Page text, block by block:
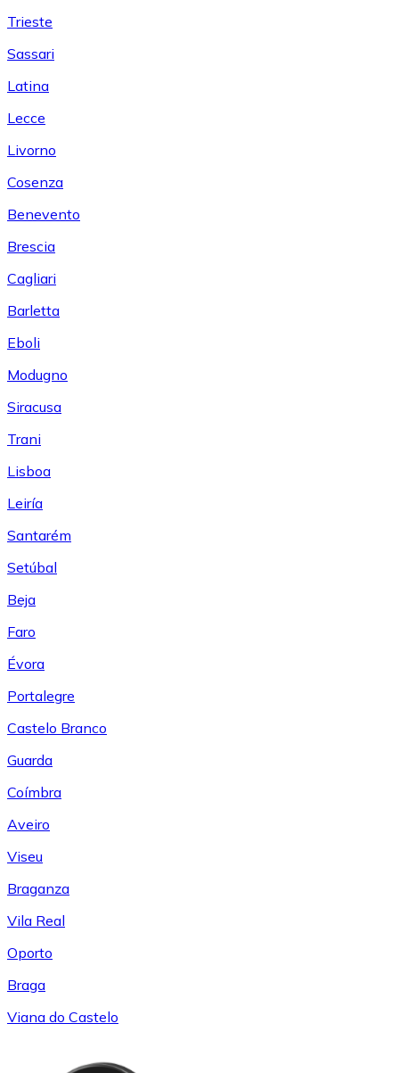
Trieste
Sassari
Latina
Lecce
Livorno
Cosenza
Benevento
Brescia
Cagliari
Barletta
Eboli
Modugno
Siracusa
Trani
Lisboa
Leiría
Santarém
Setúbal
Beja
Faro
Évora
Portalegre
Castelo Branco
Guarda
Coímbra
Aveiro
Viseu
Braganza
Vila Real
Oporto
Braga
Viana do Castelo